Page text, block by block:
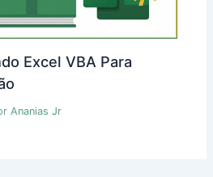
Excel VBA Para
Ananias Jr